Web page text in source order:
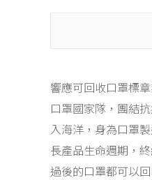
響應可回收口罩標
口罩國家隊，團結
入海洋，身為口罩
長產品生命週期，
過後的口罩都可以